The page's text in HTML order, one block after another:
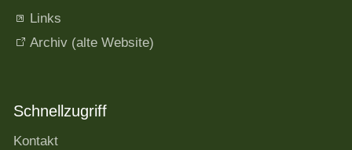
Links
Archiv (alte Website)
Schnellzugriff
Kontakt